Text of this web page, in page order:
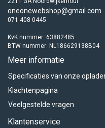
oneonewebshop@gmail.com
071 408 0445
KvK nummer: 63882485
BTW nummer: NL186629138B04
Meer informatie
Specificaties van onze
Klachtenpagina
Veelgestelde vragen
Klantenservice